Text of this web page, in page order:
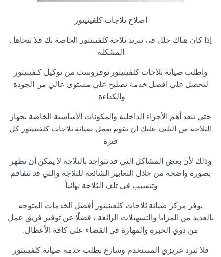
اصلاح ثلاجات كلفينيتور
إذا كان هناك خلل في تبريد ثلاجة كلفينيتور الخاصة بك فلا تتجاهل
المشكلة
واطلب صيانة ثلاجات كلفينيتور نوفروست من توكيل كلفينيتور
لتحصل علي افضل خدمة تصليح علي مستوى عالي من الجودة
والكفاءة.
حتي تنقذ أهم الأجزاء الداخلية والمكونات الأساسية الخاصة بجهاز
الثلاجة من التلف عليك أن تقوم بعمل صيانة ثلاجات كلفينيتور كل
فترة
وذلك لأن بعض المشاكل التي قد تتواجد بالثلاجة لا يمكن أن تظهر
بصورة واضحة من خلال التعابير الشائعة للثلاجة والتي قد تتفاقم
وتتسبب في تلف الثلاجة نهائياً.
يوفر مركز صيانة ثلاجات كلفينيتور أفضل الخدمات المتوجه
بالعديد من المزايا والتسهيلات الرائعة ، فضلًا عن توفير فريق عمل
من ذوي الخبرة والمهارة في القضاء على كافة الأعطال.
فلا تترد عزيزي المستخدم وسارع بطلب خدمة صيانة كلفينيتور